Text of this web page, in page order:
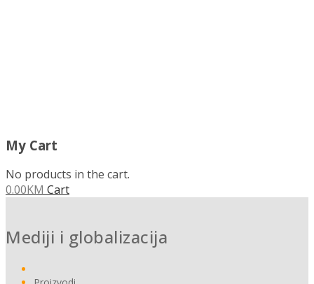
My Cart
No products in the cart.
0.00KM Cart
Mediji i globalizacija